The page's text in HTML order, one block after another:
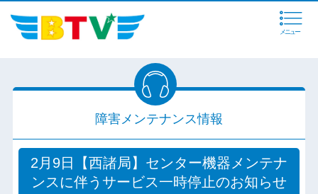
メニュー
障害メンテナンス情報
2月9日【西諸局】センター機器メンテナ
ンスに伴うサービス一時停止のお知らせ